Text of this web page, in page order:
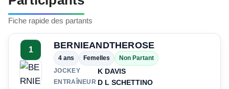
Fiche rapide des partants
1 BERNIEANDTHEROSE
4 ans Femelles
Non Partant
JOCKEY
K DAVIS
ENTRAÎNEUR D L SCHETTINO